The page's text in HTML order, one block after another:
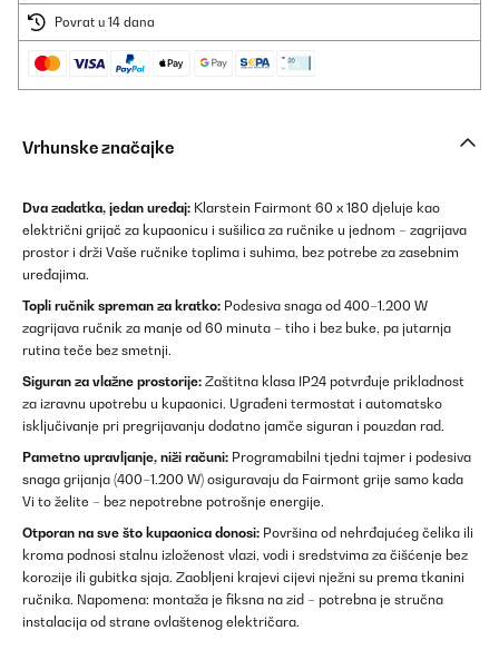
Povrat u 14 dana
Vrhunske značajke
Dva zadatka, jedan uređaj: Klarstein Fairmont 60 x 180 djeluje kao
električni grijač za kupaonicu i sušilica za ručnike u jednom – zagrijava
prostor i drži Vaše ručnike toplima i suhima, bez potrebe za zasebnim
uređajima.
Topli ručnik spreman za kratko: Podesiva snaga od 400–1.200 W
zagrijava ručnik za manje od 60 minuta – tiho i bez buke, pa jutarnja
rutina teče bez smetnji.
Siguran za vlažne prostorije: Zaštitna klasa IP24 potvrđuje prikladnost
za izravnu upotrebu u kupaonici. Ugrađeni termostat i automatsko
isključivanje pri pregrijavanju dodatno jamče siguran i pouzdan rad.
Pametno upravljanje, niži računi: Programabilni tjedni tajmer i podesiva
snaga grijanja (400–1.200 W) osiguravaju da Fairmont grije samo kada
Vi to želite – bez nepotrebne potrošnje energije.
Otporan na sve što kupaonica donosi: Površina od nehrđajućeg čelika ili
kroma podnosi stalnu izloženost vlazi, vodi i sredstvima za čišćenje bez
korozije ili gubitka sjaja. Zaobljeni krajevi cijevi nježni su prema tkanini
ručnika. Napomena: montaža je fiksna na zid – potrebna je stručna
instalacija od strane ovlaštenog električara.